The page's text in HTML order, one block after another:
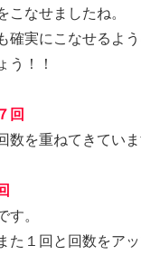
こなせましたね。
確実にこなせるよう
う！！
回
数を重ねてきていま
す。
た１回と回数をア